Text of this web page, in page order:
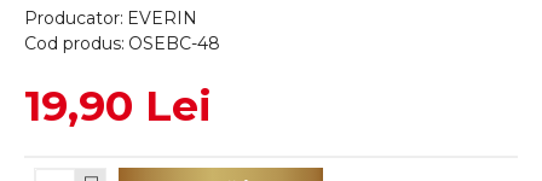
Producator: EVERIN
Cod produs: OSEBC-48
19,90 Lei